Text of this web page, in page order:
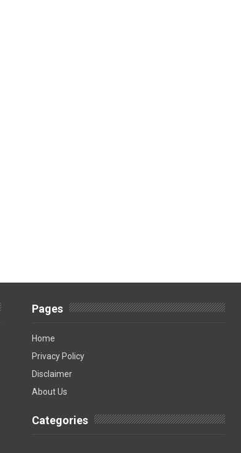
Pages
Home
Privacy Policy
Disclaimer
About Us
Categories